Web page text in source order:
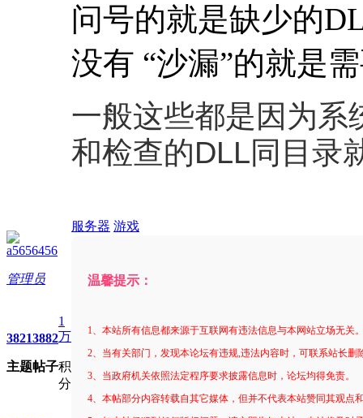
a5656456
管理员
3821
主题
3882
帖子
1
万
积
分
问号的就是缺少的
没有 “沙漏”的就是
一般这些都是因为系
和检查的DLL同目录
服务器 游戏
温馨提示：
1、本站所有信息都来源于互联网有违法信息与本网站立场无关
2、当有关部门，发现本论坛有违规,违法内容时，可联系站长删
3、当政府机关依照法定程序要求披露信息时，论坛均得免责。
4、本帖部分内容转载自其它媒体，但并不代表本站赞同其观点